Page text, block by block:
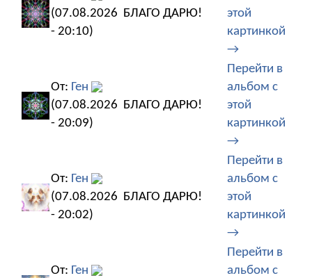
(07.08.2026
- 20:10)
БЛАГО ДАРЮ!
этой
картинкой
→
От: Ген
(07.08.2026
- 20:09)
БЛАГО ДАРЮ!
Перейти в
альбом с
этой
картинкой
→
От: Ген
(07.08.2026
- 20:02)
БЛАГО ДАРЮ!
Перейти в
альбом с
этой
картинкой
→
От: Ген
Перейти в
альбом с